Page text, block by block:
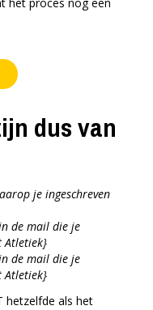
dus van
je ingeschreven
de mail die je
Atletiek}
de mail die je
Atletiek}
hetzelfde als het